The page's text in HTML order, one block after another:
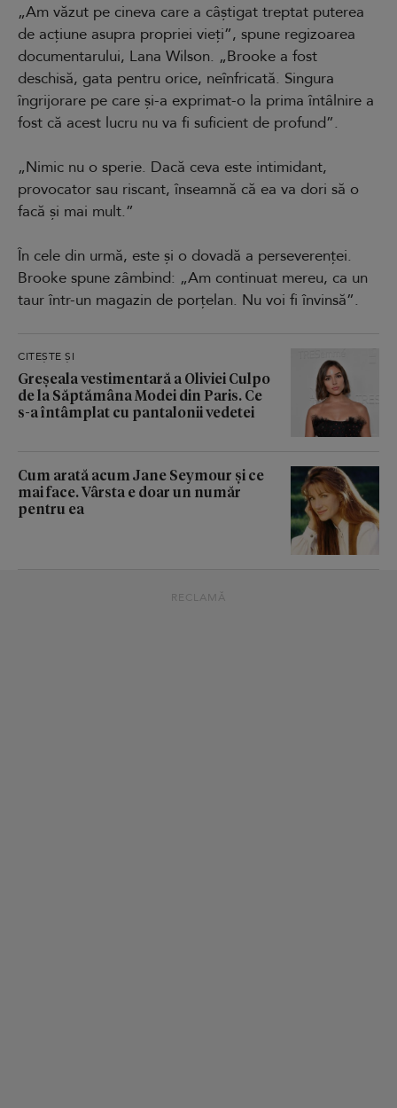
„Am văzut pe cineva care a câștigat treptat puterea
de acțiune asupra propriei vieți”, spune regizoarea
documentarului, Lana Wilson. „Brooke a fost
deschisă, gata pentru orice, neînfricată. Singura
îngrijorare pe care și-a exprimat-o la prima întâlnire a
fost că acest lucru nu va fi suficient de profund”.
„Nimic nu o sperie. Dacă ceva este intimidant,
provocator sau riscant, înseamnă că ea va dori să o
facă și mai mult.”
În cele din urmă, este și o dovadă a perseverenței.
Brooke spune zâmbind: „Am continuat mereu, ca un
taur într-un magazin de porțelan. Nu voi fi învinsă”.
CITEȘTE ȘI
Greșeala vestimentară a Oliviei Culpo
de la Săptămâna Modei din Paris. Ce
s-a întâmplat cu pantalonii vedetei
Cum arată acum Jane Seymour și ce
mai face. Vârsta e doar un număr
pentru ea
RECLAMĂ